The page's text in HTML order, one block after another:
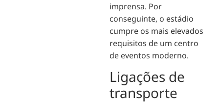
imprensa. Por
conseguinte, o estádio
cumpre os mais elevados
requisitos de um centro
de eventos moderno.
Ligações de
transporte